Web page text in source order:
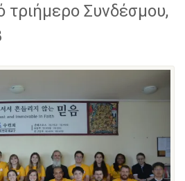
τριήμερο Συνδέσμου,